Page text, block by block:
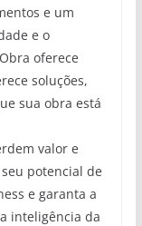
e um
e o
oferece
soluções,
sua obra está
valor e
potencial de
e garanta a
inteligência da